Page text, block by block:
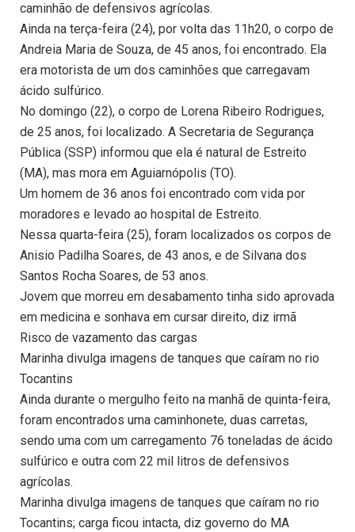
caminhão de defensivos agrícolas.
Ainda na terça-feira (24), por volta das 11h20, o corpo de
Andreia Maria de Souza, de 45 anos, foi encontrado. Ela
era motorista de um dos caminhões que carregavam
ácido sulfúrico.
No domingo (22), o corpo de Lorena Ribeiro Rodrigues,
de 25 anos, foi localizado. A Secretaria de Segurança
Pública (SSP) informou que ela é natural de Estreito
(MA), mas mora em Aguiarnópolis (TO).
Um homem de 36 anos foi encontrado com vida por
moradores e levado ao hospital de Estreito.
Nessa quarta-feira (25), foram localizados os corpos de
Anisio Padilha Soares, de 43 anos, e de Silvana dos
Santos Rocha Soares, de 53 anos.
Jovem que morreu em desabamento tinha sido aprovada
em medicina e sonhava em cursar direito, diz irmã
Risco de vazamento das cargas
Marinha divulga imagens de tanques que caíram no rio
Tocantins
Ainda durante o mergulho feito na manhã de quinta-feira,
foram encontrados uma caminhonete, duas carretas,
sendo uma com um carregamento 76 toneladas de ácido
sulfúrico e outra com 22 mil litros de defensivos
agrícolas.
Marinha divulga imagens de tanques que caíram no rio
Tocantins; carga ficou intacta, diz governo do MA